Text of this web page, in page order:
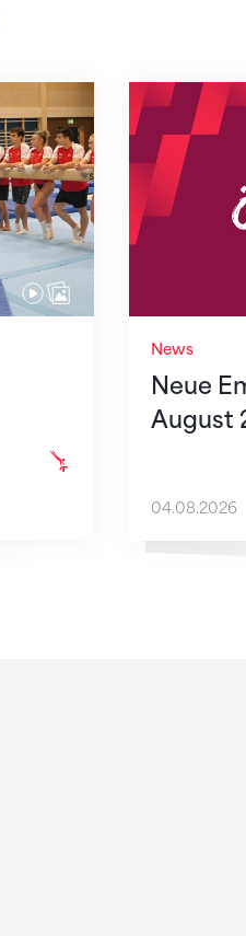
News
Neue
August
Neue
04.08.2026